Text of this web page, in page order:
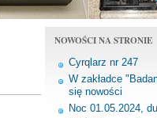
NOWOŚCI NA STRONIE
Cyrqlarz nr 247
W zakładce
się nowości
Noc 01.05.2024,